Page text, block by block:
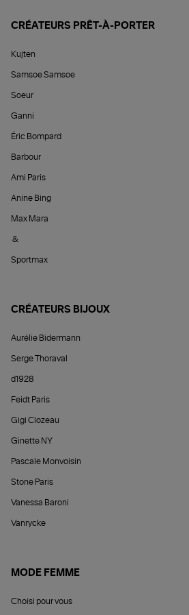
CRÉATEURS PRÊT-À-PORTER
Kujten
Samsoe Samsoe
Soeur
Ganni
Éric Bompard
Barbour
Ami Paris
Anine Bing
Max Mara
&
Sportmax
CRÉATEURS BIJOUX
Aurélie Bidermann
Serge Thoraval
d1928
Feidt Paris
Gigi Clozeau
Ginette NY
Pascale Monvoisin
Stone Paris
Vanessa Baroni
Vanrycke
MODE FEMME
Choisi pour vous